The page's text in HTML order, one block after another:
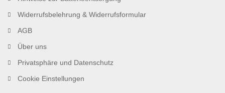
Widerrufsbelehrung & Widerrufsformular
AGB
Über uns
Privatsphäre und Datenschutz
Cookie Einstellungen